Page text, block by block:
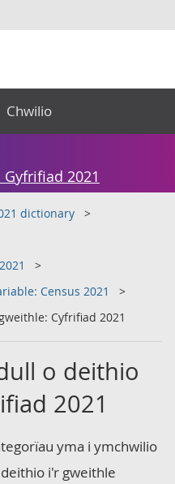
Chwilio
2021
dictionary
Census 2021
Cyfrifiad 2021
o deithio
2021
yma i ymchwilio
i'r gweithle